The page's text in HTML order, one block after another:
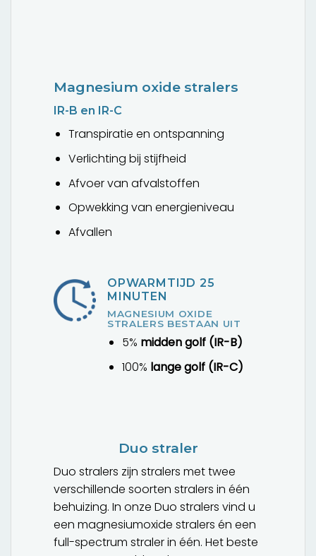
Magnesium oxide stralers
IR-B en IR-C
Transpiratie en ontspanning
Verlichting bij stijfheid
Afvoer van afvalstoffen
Opwekking van energieniveau
Afvallen
OPWARMTIJD 25
MINUTEN
MAGNESIUM OXIDE
STRALERS BESTAAN UIT
5% midden golf (IR-B)
100% lange golf (IR-C)
Duo straler
Duo stralers zijn stralers met twee
verschillende soorten stralers in één
behuizing. In onze Duo stralers vind u
een magnesiumoxide stralers én een
full-spectrum straler in één. Het beste